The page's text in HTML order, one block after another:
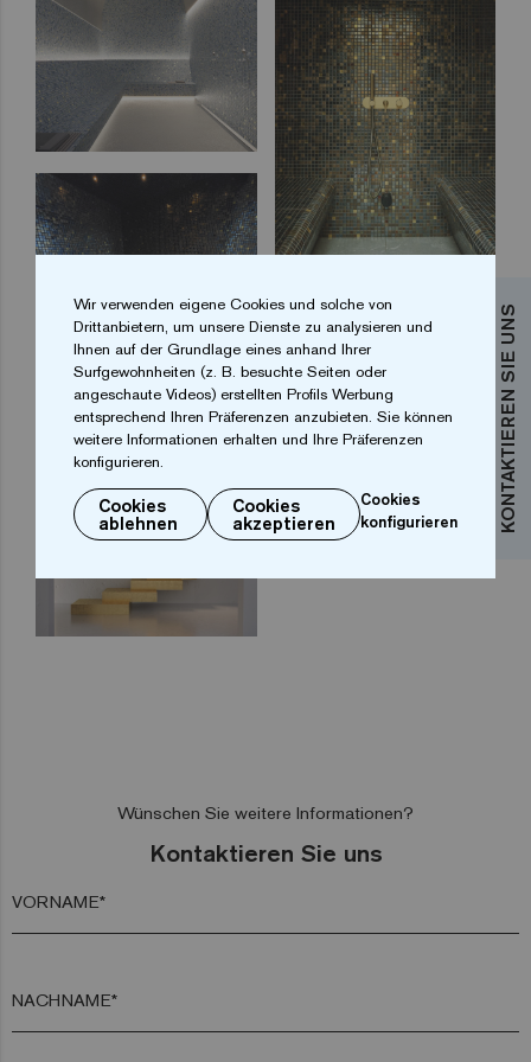
KONTAKTIEREN SIE UNS
Wünschen Sie weitere Informationen?
Kontaktieren Sie uns
VORNAME*
NACHNAME*
Wir verwenden eigene Cookies und solche von
Drittanbietern, um unsere Dienste zu analysieren und
Ihnen auf der Grundlage eines anhand Ihrer
Surfgewohnheiten (z. B. besuchte Seiten oder
angeschaute Videos) erstellten Profils Werbung
entsprechend Ihren Präferenzen anzubieten. Sie können
weitere Informationen erhalten und Ihre Präferenzen
konfigurieren.
Cookies
ablehnen
Cookies
akzeptieren
Cookies
konfigurieren